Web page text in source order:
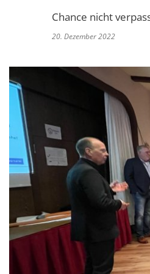
Chance nicht
20. Dezember 2022